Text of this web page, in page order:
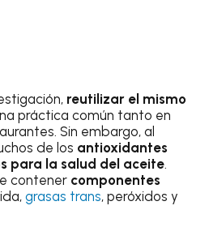
reutilizar el mismo
práctica común tanto en
Sin embargo, al
de los antioxidantes
para la salud del aceite.
contener componentes
grasas trans, peróxidos y